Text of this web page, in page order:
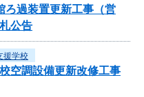
ろ過装置更新工事（営
公告
援学校
空調設備更新改修工事